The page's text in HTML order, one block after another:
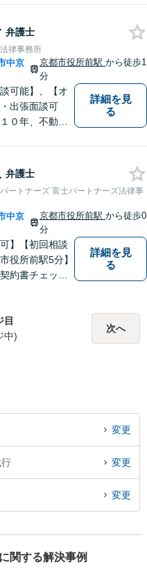
弁護士
律事務所
中京
京都市役所前駅から徒歩1
分
可能】、【オ
出張面談可
０年、不動
、迅速に問題
す。お一人で
はお気軽にご
詳細を見
る
弁護士
ートナーズ 富士パートナーズ法律事
中京
京都市役所前駅から徒歩0
分
】【初回相談
役所前駅5分】
約書チェッ
ス・スタート
、幅広いご相
詳細を見
る
目
中)
次へ
変更
変更
変更
関する解決事例